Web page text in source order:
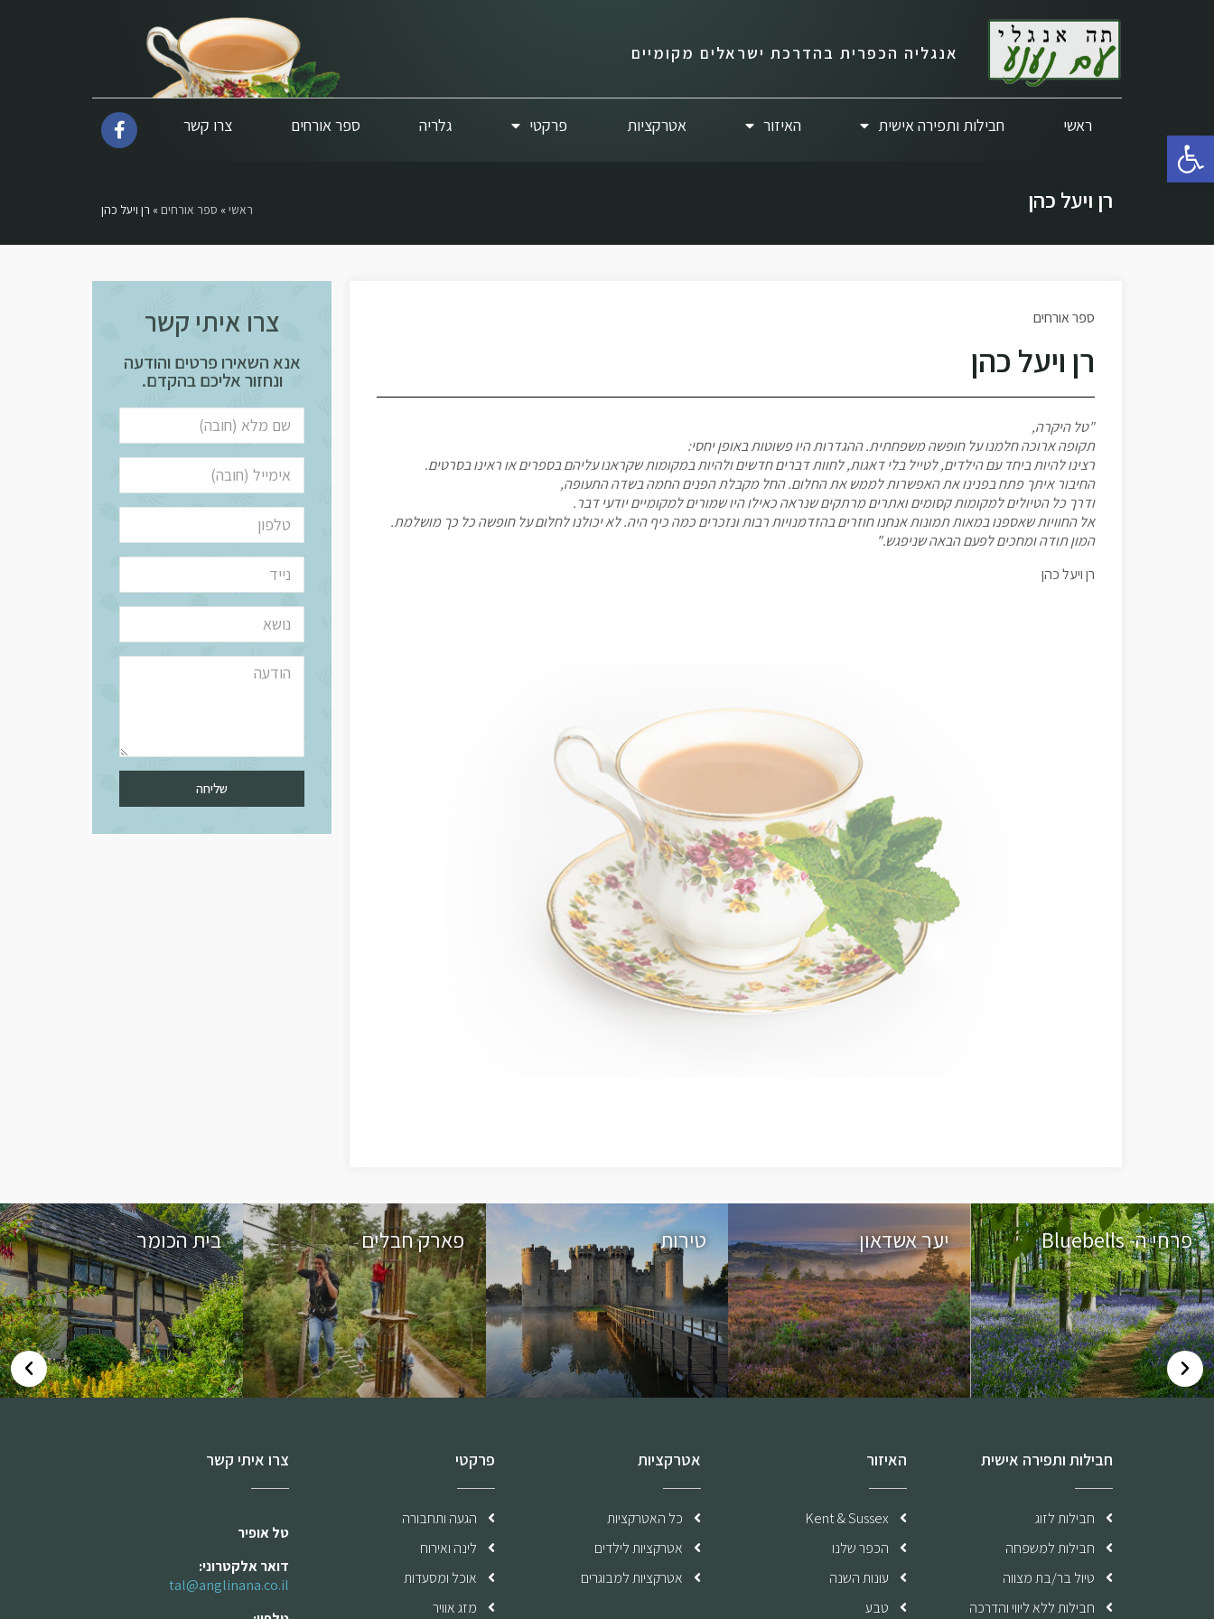
פתח סרגל נגישות
אנגליה הכפרית בהדרכת ישראלים מקומיים
ראשי חבילות ותפירה אישית האיזור אטרקציות פרקטי גלריה ספר אורחים צרו קשר
רן ויעל כהן ראשי » ספר אורחים » רן ויעל כהן
ספר אורחים
רן ויעל כהן
"טל היקרה,
תקופה ארוכה חלמנו על חופשה משפחתית. ההגדרות היו פשוטות באופן יחסי:
רצינו להיות ביחד עם הילדים, לטייל בלי דאגות, לחוות דברים חדשים ולהיות במקומות שקראנו עליהם בספרים או ראינו בסרטים.
החיבור איתך פתח בפנינו את האפשרות לממש את החלום. החל מקבלת הפנים החמה בשדה התעופה,
ודרך כל הטיולים למקומות קסומים ואתרים מרתקים שנראה כאילו היו שמורים למקומיים יודעי דבר.
אל החוויות שאספנו במאות תמונות אנחנו חוזרים בהזדמנויות רבות ונזכרים כמה כיף היה. לא יכולנו לחלום על חופשה כל כך מושלמת.
המון תודה ומחכים לפעם הבאה שניפגש."
רן ויעל כהן
צרו איתי קשר
אנא השאירו פרטים והודעה
ונחזור אליכם בהקדם.
שליחה
פרחי ה- Bluebells יער אשדאון טירות פארק חבלים בית הכומר
חבילות ותפירה אישית
חבילות לזוג
חבילות למשפחה
טיול בר/בת מצווה
חבילות ללא ליווי והדרכה
האיזור
Kent & Sussex
הכפר שלנו
עונות השנה
טבע
אטרקציות
כל האטרקציות
אטרקציות לילדים
אטרקציות למבוגרים
פרקטי
הגעה ותחבורה
לינה ואירוח
אוכל ומסעדות
מזג אוויר
צרו איתי קשר
טל אופיר
דואר אלקטרוני:
tal@anglinana.co.il